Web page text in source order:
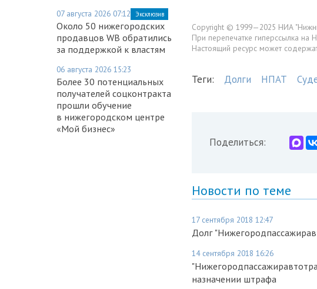
07 августа 2026 07:12 Эксклюзив
Около 50 нижегородских
продавцов WB обратились
за поддержкой к властям
06 августа 2026 15:23
Более 30 потенциальных
получателей соцконтракта
прошли обучение
в нижегородском центре
«Мой бизнес»
Copyright © 1999—2025 НИА
При перепечатке гиперссылка на
Настоящий ресурс может
Теги: Долги НПАТ
Поделиться:
Новости по теме
17 сентября 2018 12:47
Долг
14 сентября 2018 16:26
назначении штрафа